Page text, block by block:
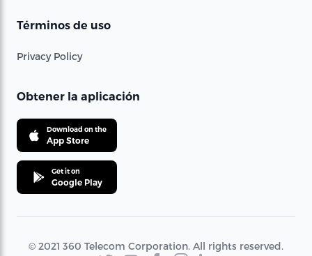
Términos de uso
Privacy Policy
Obtener la aplicación
Download on the
App Store
Get it on
Google Play
© 2021 360 Telecom Corporation. All rights reserved.